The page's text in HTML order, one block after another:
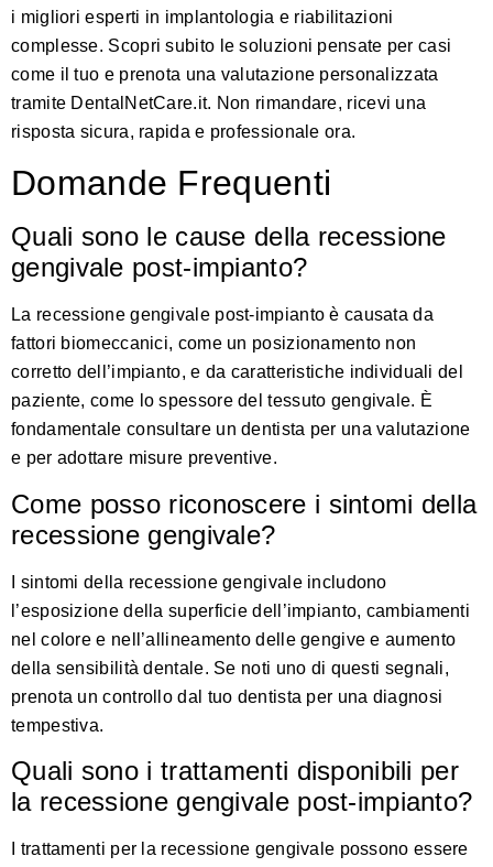
i migliori esperti in implantologia e riabilitazioni
complesse. Scopri subito le soluzioni pensate per casi
come il tuo e prenota una valutazione personalizzata
tramite DentalNetCare.it. Non rimandare, ricevi una
risposta sicura, rapida e professionale ora.
Domande Frequenti
Quali sono le cause della recessione
gengivale post-impianto?
La recessione gengivale post-impianto è causata da
fattori biomeccanici, come un posizionamento non
corretto dell’impianto, e da caratteristiche individuali del
paziente, come lo spessore del tessuto gengivale. È
fondamentale consultare un dentista per una valutazione
e per adottare misure preventive.
Come posso riconoscere i sintomi della
recessione gengivale?
I sintomi della recessione gengivale includono
l’esposizione della superficie dell’impianto, cambiamenti
nel colore e nell’allineamento delle gengive e aumento
della sensibilità dentale. Se noti uno di questi segnali,
prenota un controllo dal tuo dentista per una diagnosi
tempestiva.
Quali sono i trattamenti disponibili per
la recessione gengivale post-impianto?
I trattamenti per la recessione gengivale possono essere